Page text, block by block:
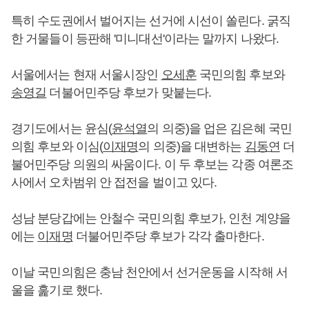
특히 수도권에서 벌어지는 선거에 시선이 쏠린다. 굵직
한 거물들이 등판해 '미니대선'이라는 말까지 나왔다.
서울에서는 현재 서울시장인 오세훈국민의힘 후보와
송영길 더불어민주당 후보가 맞붙는다.
경기도에서는 윤심(윤석열의 의중)을 업은 김은혜 국민
의힘 후보와 이심(이재명의 의중)을 대변하는 김동연 더
불어민주당 의원의 싸움이다. 이 두 후보는 각종 여론조
사에서 오차범위 안 접전을 벌이고 있다.
성남 분당갑에는 안철수 국민의힘 후보가, 인천 계양을
에는 이재명 더불어민주당 후보가 각각 출마한다.
이날 국민의힘은 충남 천안에서 선거운동을 시작해 서
울을 훑기로 했다.